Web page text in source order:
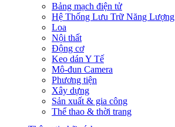
Bảng mạch điện tử
Hệ Thống Lưu Trữ Năng Lượng
Loa
Nội thất
Động cơ
Keo dán Y Tế
Mô-đun Camera
Phương tiện
Xây dựng
Sản xuất & gia công
Thể thao & thời trang